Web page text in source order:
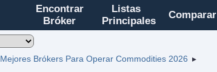
Encontrar
Bróker
Listas
Principales
Comparar
Mejores Brókers Para Operar Commodities 2026